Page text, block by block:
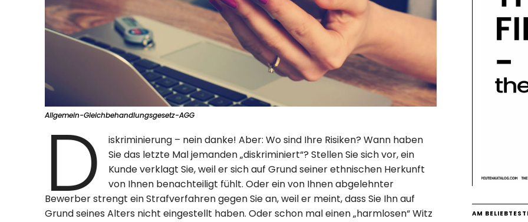
Allgemein-Gleichbehandlungsgesetz-AGG
D
iskriminierung – nein danke! Aber: Wo sind Ihre Risiken? Wann haben
Sie das letzte Mal jemanden „diskriminiert“? Stellen Sie sich vor, ein
Kunde verklagt Sie, weil er sich auf Grund seiner ethnischen Herkunft
von Ihnen benachteiligt fühlt. Oder ein von Ihnen abgelehnter
Bewerber strengt ein Strafverfahren gegen Sie an, weil er meint, dass Sie Ihn auf
Grund seines Alters nicht eingestellt haben. Oder schon mal einen „harmlosen“ Witz
AM